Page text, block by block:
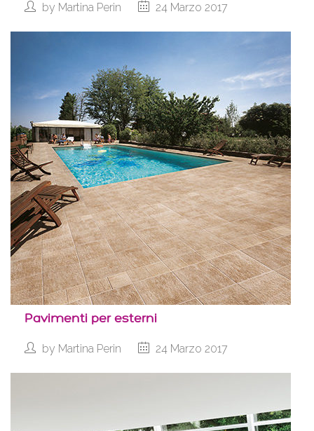
by Martina Perin 24 Marzo 2017
Pavimenti per esterni
by Martina Perin 24 Marzo 2017